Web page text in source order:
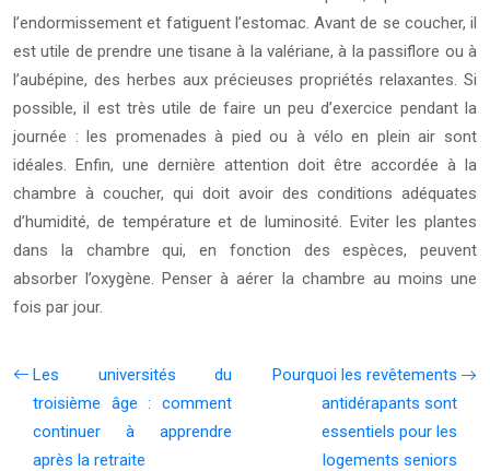
l’endormissement et fatiguent l’estomac. Avant de se coucher, il
est utile de prendre une tisane à la valériane, à la passiflore ou à
l’aubépine, des herbes aux précieuses propriétés relaxantes. Si
possible, il est très utile de faire un peu d’exercice pendant la
journée : les promenades à pied ou à vélo en plein air sont
idéales. Enfin, une dernière attention doit être accordée à la
chambre à coucher, qui doit avoir des conditions adéquates
d’humidité, de température et de luminosité. Eviter les plantes
dans la chambre qui, en fonction des espèces, peuvent
absorber l’oxygène. Penser à aérer la chambre au moins une
fois par jour.
Les universités du
troisième âge : comment
continuer à apprendre
après la retraite
Pourquoi les revêtements
antidérapants sont
essentiels pour les
logements seniors